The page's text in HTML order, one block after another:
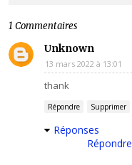
1 Commentaires
Unknown
13 mars 2022 à 13:01
thank
Répondre Supprimer
Réponses
Répondre